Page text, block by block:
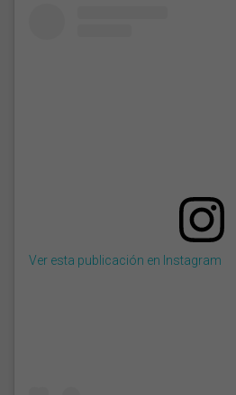
Ver esta publicación en Instagram